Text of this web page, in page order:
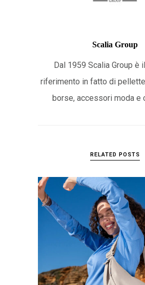
Scalia Group
Dal 1959 Scalia Group è
riferimento in fatto di
borse, accessori moda e
RELATED POSTS